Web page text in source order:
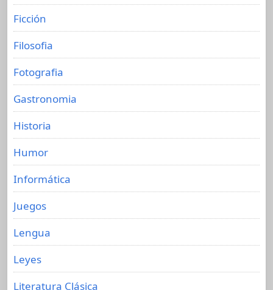
Ficción
Filosofia
Fotografia
Gastronomia
Historia
Humor
Informática
Juegos
Lengua
Leyes
Literatura Clásica